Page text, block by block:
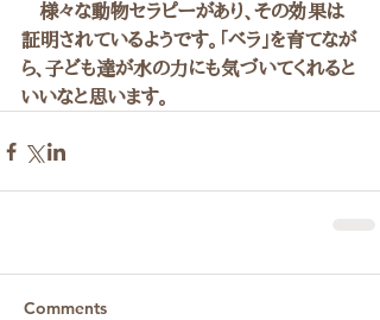
様々な動物セラピーがあり、その効果は
証明されているようです。「ベラ」を育てなが
ら、子ども達が水の力にも気づいてくれると
いいなと思います。
Comments